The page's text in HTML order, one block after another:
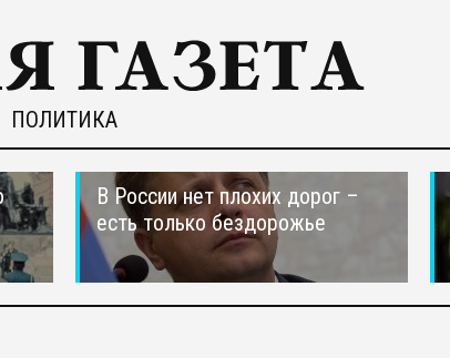
ПОЛИТИКА
В России нет плохих дорог –
есть только бездорожье